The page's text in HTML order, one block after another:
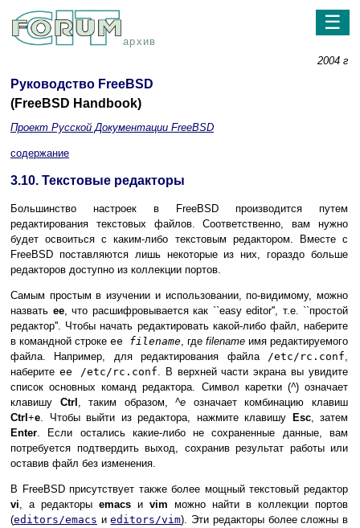
архив
☰
2004 г
Руководство FreeBSD
(FreeBSD Handbook)
Проект Русской Документации FreeBSD
содержание
3.10. Текстовые редакторы
Большинство настроек в FreeBSD производится путем
редактирования текстовых файлов. Соответственно, вам нужно
будет освоиться с каким-либо текстовым редактором. Вместе с
FreeBSD поставляются лишь некоторые из них, гораздо больше
редакторов доступно из коллекции портов.
Самым простым в изучении и использовании, по-видимому, можно
назвать ee, что расшифровывается как ``easy editor'', т.е. ``простой
редактор''. Чтобы начать редактировать какой-либо файл, наберите
в командной строке ee filename, где filename имя редактируемого
файла. Например, для редактирования файла /etc/rc.conf,
наберите ee /etc/rc.conf. В верхней части экрана вы увидите
список основных команд редактора. Символ каретки (^) означает
клавишу Ctrl , таким образом,^e означает комбинацию клавиш
Ctrl +e. Чтобы выйти из редактора, нажмите клавишу Esc, затем
Enter. Если остались какие-либо не сохраненные данные, вам
потребуется подтвердить выход, сохранив результат работы или
оставив файл без изменения.
В FreeBSD присутствует также более мощный текстовый редактор
vi, а редакторы emacs и vim можно найти в коллекции портов
(editors/emacs иeditors/vim). Эти редакторы более сложны в